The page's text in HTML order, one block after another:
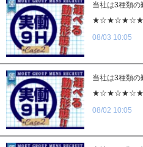
08/03 10:05
08/02 10:05